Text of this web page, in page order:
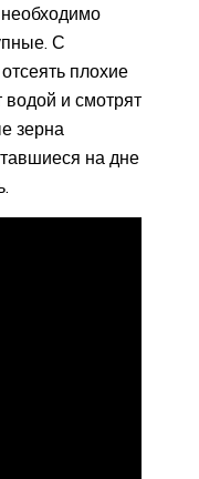
С
плохие
водой и смотрят
зерна
на дне